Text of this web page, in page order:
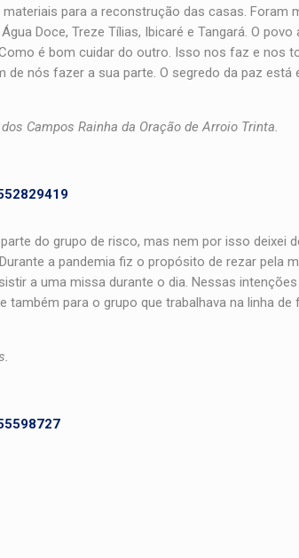
para a reconstrução das casas. Foram
Doce, Treze Tílias, Ibicaré e Tangará. O povo
é bom cuidar do outro. Isso nos faz e nos
nós fazer a sua parte. O segredo da paz está
Campos Rainha da Oração de Arroio Trinta.
do grupo de risco, mas nem por isso deixei
a pandemia fiz o propósito de rezar pela
a uma missa durante o dia. Nessas
para o grupo que trabalhava na linha de